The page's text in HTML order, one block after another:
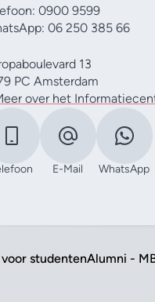
0900 9599
06 250 385 66
13
PC Amsterdam
over het
E-Mail WhatsApp
studentenAlumni -